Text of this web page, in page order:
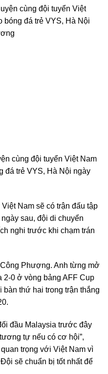
cùng đội tuyển Việt Nam
đá trẻ VYS, Hà Nội ngày
Nam sẽ có trận đấu tập
sau, đội di chuyển
nghi trước khi chạm trán
Phượng. Anh từng mở
2-0 ở vòng bảng AFF Cup
bàn thứ hai trong trận thắng
đầu Malaysia trước đây
tự nếu có cơ hội”,
trọng với Việt Nam vì
sẽ chuẩn bị tốt nhất để